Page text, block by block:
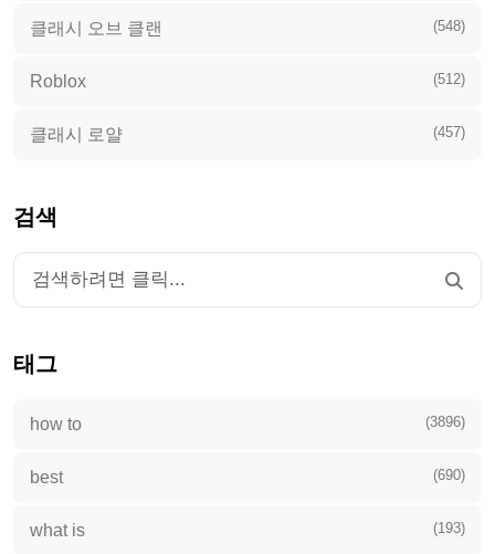
클래시 오브 클랜 (548)
Roblox (512)
클래시 로얄 (457)
검색
태그
how to (3896)
best (690)
what is (193)